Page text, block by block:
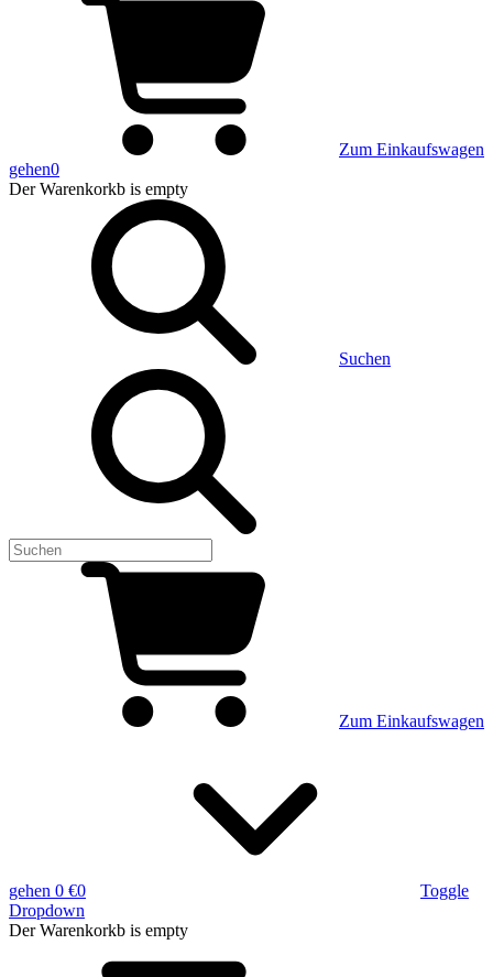
Zum Einkaufswagen
gehen0
Der Warenkorkb is empty
Suchen
Zum Einkaufswagen
gehen 0 €0
Toggle
Dropdown
Der Warenkorkb is empty